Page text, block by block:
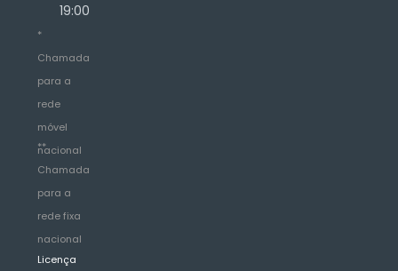
19:00
*
Chamada
para a
rede
móvel
nacional
**
Chamada
para a
rede fixa
nacional
Licença